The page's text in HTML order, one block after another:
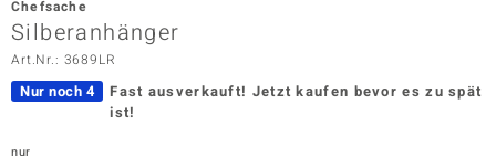
Vogue
Chefsache
Silberanhänger
Art.Nr.: 3689LR
Nur noch 4 Fast ausverkauft! Jetzt kaufen bevor es zu spät
ist!
nur